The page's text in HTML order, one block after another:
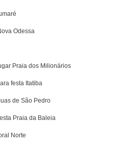
Odessa
Praia dos Milionários
festa Itatiba
de São Pedro
Praia da Baleia
Norte